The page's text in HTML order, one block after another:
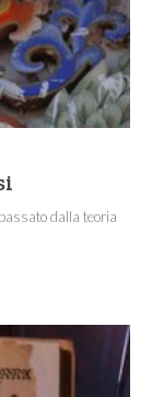
dalla teoria